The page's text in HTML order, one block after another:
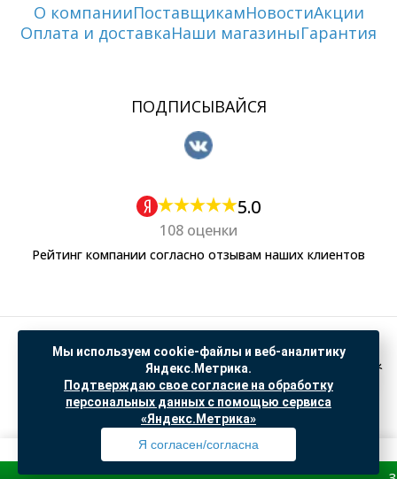
О компанииПоставщикамНовостиАкции
Оплата и доставкаНаши магазиныГарантия
ПОДПИСЫВАЙСЯ
5.0
108 оценки
Рейтинг компании согласно отзывам наших клиентов
Политика обработки персональных данных
Согласие на обработку данных Яндекс Метрика
"© ООО “САНТЕХГИД”, 2026. Все права защищены. Предложение не является публичной
офертой, цены и информация на сайте ознакомительные
Доработка и продвижение вSO.USE
Мы используем cookie-файлы и веб-аналитику
Яндекс.Метрика.
Подтверждаю свое согласие на обработку
персональных данных с помощью сервиса
«Яндекс.Метрика»
Я согласен/согласна